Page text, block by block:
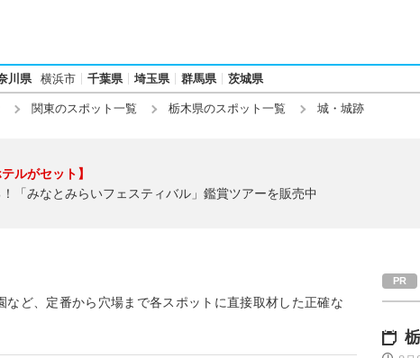
川県 横浜市 千葉県 埼玉県 群馬県 茨城県
関東のスポット一覧 栃木県のスポット一覧 城・城跡
ルがセット】
「みなとみらいフェスティバル」鑑賞ツアーを販売中
ど、定番から穴場まで各スポットに直接取材した正確な